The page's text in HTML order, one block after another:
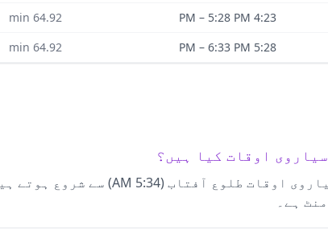
4:23 PM
– 5:28 PM
64.92
5:28 PM
– 6:33 PM
64.92